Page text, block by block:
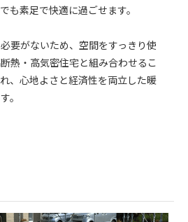
も素足で快適に過ごせます。
要がないため、空間をすっきり使
熱・高気密住宅と組み合わせるこ
、心地よさと経済性を両立した暖
。